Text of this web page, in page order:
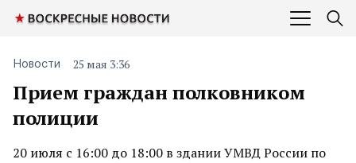
Прием граждан полковником
полиции
Новости 25 мая 3:36
20 июля с 16:00 до 18:00 в здании УМВД России по